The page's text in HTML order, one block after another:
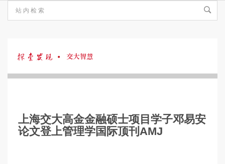
探
发
上海交大高金金融硕士项目学子邓易安
论文登上管理学国际顶刊AMJ